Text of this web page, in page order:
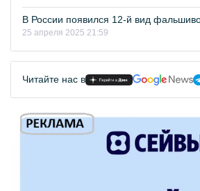
В России появился 12-й вид
25 апреля 2025 21:59
Читайте нас в